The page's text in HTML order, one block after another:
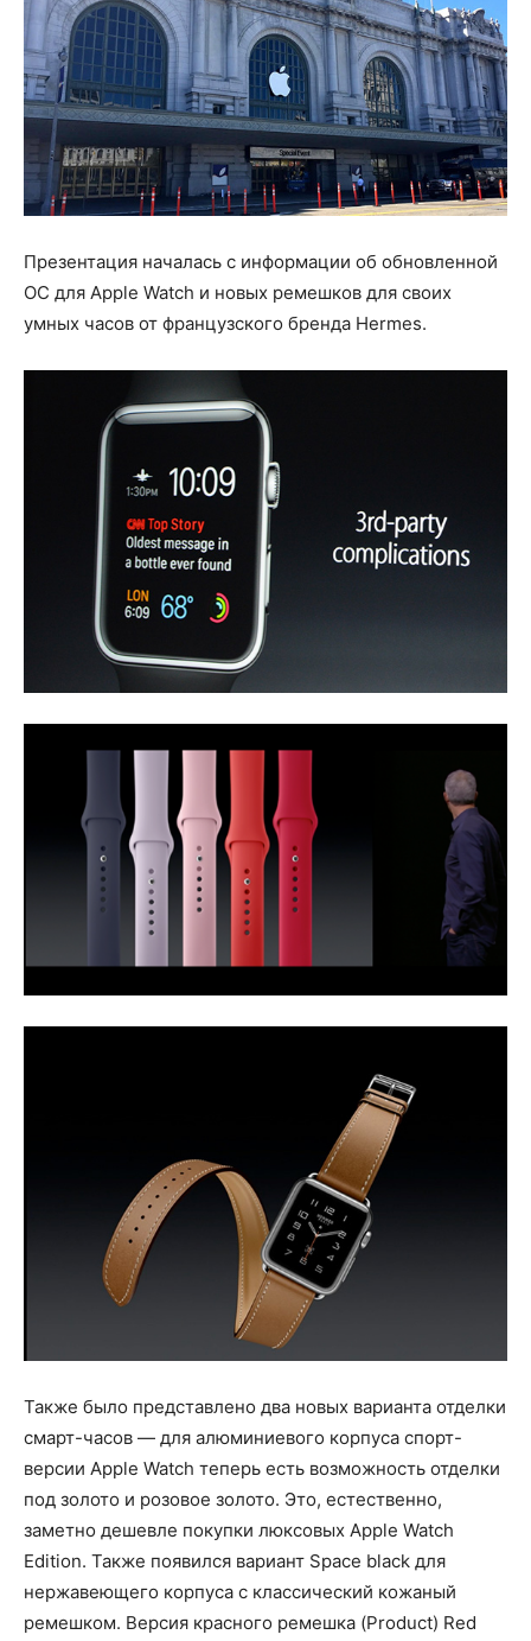
Презентация началась с информации об обновленной
ОС для Apple Watch и новых ремешков для своих
умных часов от французского бренда Hermes.
Также было представлено два новых варианта отделки
смарт-часов — для алюминиевого корпуса спорт-
версии Apple Watch теперь есть возможность отделки
под золото и розовое золото. Это, естественно,
заметно дешевле покупки люксовых Apple Watch
Edition. Также появился вариант Space black для
нержавеющего корпуса с классический кожаный
ремешком. Версия красного ремешка (Product) Red